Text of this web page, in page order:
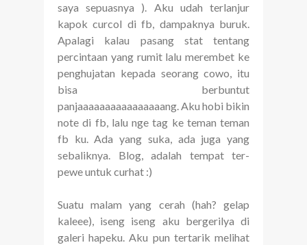
saya sepuasnya ). Aku udah terlanjur
kapok curcol di fb, dampaknya buruk.
Apalagi kalau pasang stat tentang
percintaan yang rumit lalu merembet ke
penghujatan kepada seorang cowo, itu
bisa berbuntut
panjaaaaaaaaaaaaaaaang. Aku hobi bikin
note di fb, lalu nge tag ke teman teman
fb ku. Ada yang suka, ada juga yang
sebaliknya. Blog, adalah tempat ter-
pewe untuk curhat :)
Suatu malam yang cerah (hah? gelap
kaleee), iseng iseng aku bergerilya di
galeri hapeku. Aku pun tertarik melihat